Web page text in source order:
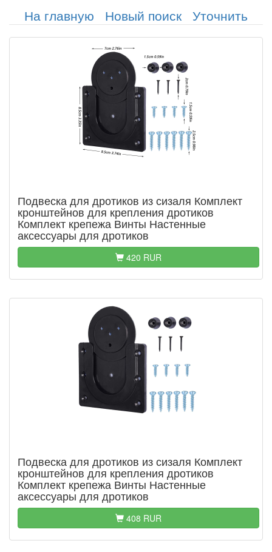
На главную Новый поиск Уточнить
Подвеска для дротиков из сизаля Комплект
кронштейнов для крепления дротиков
Комплект крепежа Винты Настенные
аксессуары для дротиков
420 RUR
Подвеска для дротиков из сизаля Комплект
кронштейнов для крепления дротиков
Комплект крепежа Винты Настенные
аксессуары для дротиков
408 RUR